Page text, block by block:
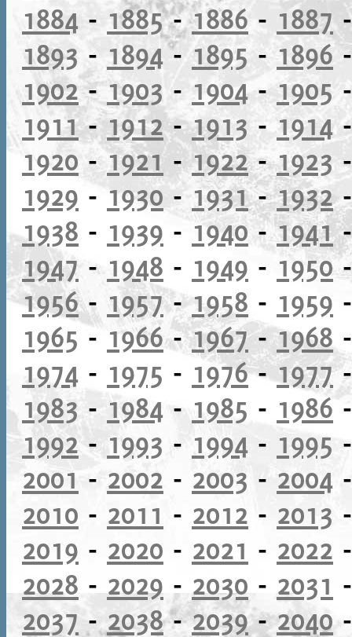
1884 - 1885-1886 - 1887
1893 - 1894- 1895-1896
1902-1903 - 1904-1905
1911-1912-1913 -1914
1920 -1921-1922-1923
1929 -1930-1931-1932
1938 - 1939 - 1940-1941
1947- 1948 - 1949 - 1950
1956- 1957-1958 - 1959
1965 - 1966-1967-1968
1974 - 1975 - 1976-1977
1983 -1984 - 1985 - 1986
1992- 1993 - 1994 - 1995
2001 - 2002 - 2003 - 2004
2010 - 2011 - 2012 - 2013
2019 - 2020 - 2021 - 2022
2028 - 2029 - 2030 - 2031
2037 - 2038-2039-2040